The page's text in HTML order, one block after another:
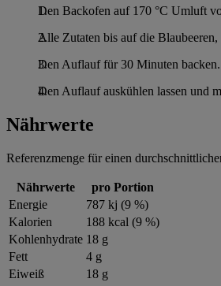
Den Backofen auf 170 °C Umluft
Alle Zutaten bis auf die
Den Auflauf für 30 Minuten backen.
Den Auflauf auskühlen lassen und
Nährwerte
Referenzmenge für einen
Nährwerte
pro Portion
Energie
787 kj (9 %)
Kalorien
188 kcal (9 %)
Kohlenhydrate 18 g
Fett
4 g
Eiweiß
18 g